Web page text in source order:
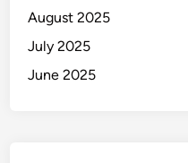
August 2025
July 2025
June 2025